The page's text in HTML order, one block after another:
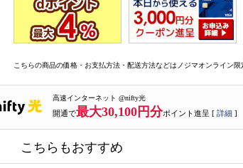
こちらの商品の価格・お支払方法・配送方法などはノジマオンライン限
高速インターネット @nifty光
開通で最大30,100円分ポイント進呈 [ 詳細 ]
こちらもおすすめ